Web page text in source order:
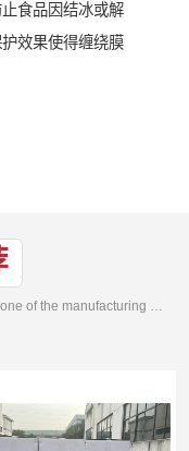
食品因结冰或解
效果使得缠绕膜